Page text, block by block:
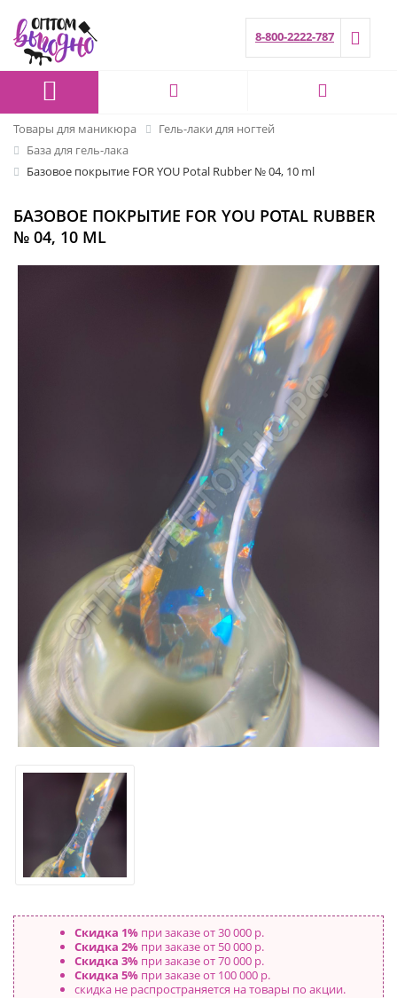
8-800-2222-787
Товары для маникюра
Гель-лаки для ногтей
База для гель-лака
Базовое покрытие FOR YOU Potal Rubber № 04, 10 ml
БАЗОВОЕ ПОКРЫТИЕ FOR YOU POTAL RUBBER
№ 04, 10 ML
Скидка 1%при заказе от 30 000 р.
Скидка 2%при заказе от 50 000 р.
Скидка 3%при заказе от 70 000 р.
Скидка 5%при заказе от 100 000 р.
скидка не распространяется на товары по акции.